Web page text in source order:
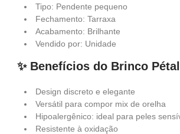
Tipo: Pendente pequeno
Fechamento: Tarraxa
Acabamento: Brilhante
Vendido por: Unidade
✨ Benefícios do Brinco
Design discreto e elegante
Versátil para compor mix de orelha
Hipoalergênico: ideal para peles
Resistente à oxidação